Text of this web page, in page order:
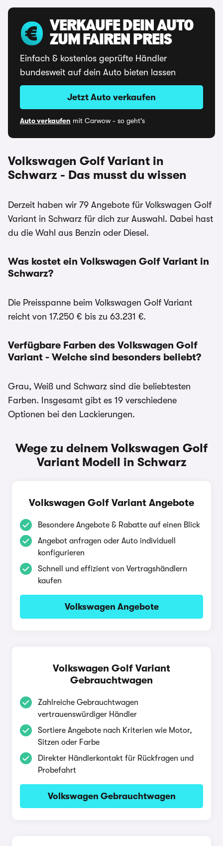
VERKAUFE DEIN AUTO
ZUM FAIREN PREIS
Einfach & kostenlos geprüfte Händler
bundesweit auf dein Auto bieten lassen
Jetzt Auto verkaufen
Auto verkaufen mit Carwow - so geht's
Volkswagen Golf Variant in
Schwarz - Das musst du wissen
Derzeit haben wir 79 Angebote für Volkswagen Golf
Variant in Schwarz für dich zur Auswahl. Dabei hast
du die Wahl aus Benzin oder Diesel.
Was kostet ein Volkswagen Golf Variant in
Schwarz?
Die Preisspanne beim Volkswagen Golf Variant
reicht von 17.250 € bis zu 63.231 €.
Verfügbare Farben des Volkswagen Golf
Variant - Welche sind besonders beliebt?
Grau, Weiß und Schwarz sind die beliebtesten
Farben. Insgesamt gibt es 19 verschiedene
Optionen bei den Lackierungen.
Wege zu deinem Volkswagen Golf
Variant Modell in Schwarz
Volkswagen Golf Variant Angebote
Besondere Angebote & Rabatte auf einen Blick
Angebot anfragen oder Auto individuell
konfigurieren
Schnell und effizient von Vertragshändlern
kaufen
Volkswagen Angebote
Volkswagen Golf Variant
Gebrauchtwagen
Zahlreiche Gebrauchtwagen
vertrauenswürdiger Händler
Sortiere Angebote nach Kriterien wie Motor,
Sitzen oder Farbe
Direkter Händlerkontakt für Rückfragen und
Probefahrt
Volkswagen Gebrauchtwagen